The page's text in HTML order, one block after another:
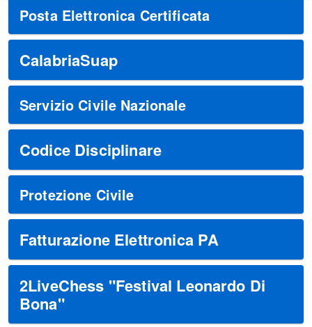
Posta Elettronica Certificata
CalabriaSuap
Servizio Civile Nazionale
Codice Disciplinare
Protezione Civile
Fatturazione Elettronica PA
2LiveChess "Festival Leonardo Di
Bona"